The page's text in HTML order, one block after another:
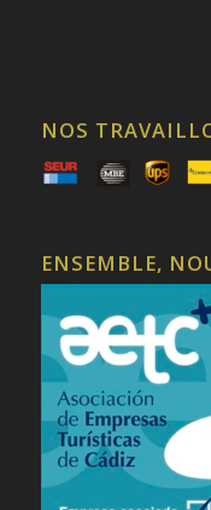
NOS
ENSEMBLE,